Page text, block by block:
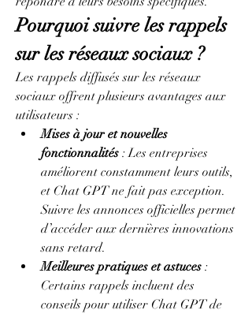
Pourquoi suivre les rappels
sur les réseaux sociaux ?
Les rappels diffusés sur les réseaux
sociaux offrent plusieurs avantages aux
utilisateurs :
Mises à jour et nouvelles
fonctionnalités : Les entreprises
améliorent constamment leurs outils,
et Chat GPT ne fait pas exception.
Suivre les annonces officielles permet
d’accéder aux dernières innovations
sans retard.
Meilleures pratiques et astuces :
Certains rappels incluent des
conseils pour utiliser Chat GPT de